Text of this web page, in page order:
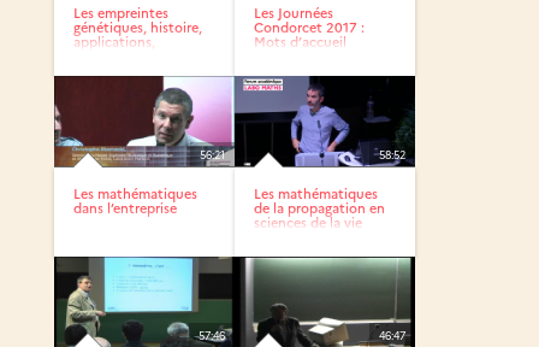
Les empreintes
génétiques, histoire,
applications,
Les Journées
Condorcet 2017 :
Mots d’accueil
56:21
Les mathématiques
dans l’entreprise
58:52
Les mathématiques
de la propagation en
sciences de la vie
57:46 46:47